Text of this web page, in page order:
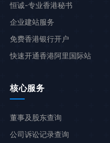
恒诚-专业香港秘书
企业建站服务
免费香港银行开户
快速开通香港阿里国际站
核心服务
董事及股东查询
公司诉讼记录查询